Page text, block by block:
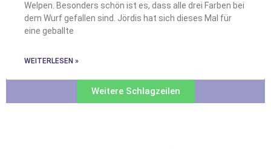
Welpen. Besonders schön ist es, dass alle drei Farben bei
dem Wurf gefallen sind. Jördis hat sich dieses Mal für
eine geballte
WEITERLESEN »
Weitere Schlagzeilen